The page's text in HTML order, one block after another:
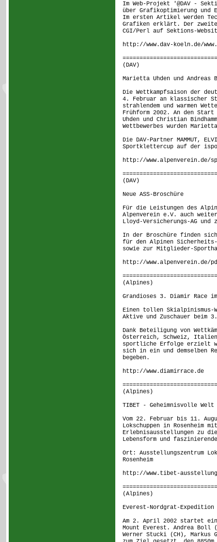
Im Web-Projekt '@DAV -
über Grafikoptimierung und
Im ersten Artikel werden
Grafiken erklärt. Der zweite
CGI/Perl auf Sektions-
http://www.dav-koeln.de/
(DAV) [
Marietta Uhden und Andreas
Die Wettkampfsaison der
4. Februar an klassischer
strahlendem und warmen
Frühform 2002. An den
Uhden und Christian
Wettbewerbes wurden
Die DAV-Partner MAMMUT,
Sportklettercup auf der
http://www.alpenverein.de/
(DAV) [
Neue ASS-Broschüre
Für die Leistungen des
Alpenverein e.V. auch
Lloyd-Versicherungs-AG
In der Broschüre finden sich
für den Alpinen
sowie zur Mitglieder-
http://www.alpenverein.de/
(Alpines)
Grandioses 3. Diamir Race im
Einen tollen Skialpinismus-
Aktive und Zuschauer beim
Dank Beteiligung von
Österreich, Schweiz, Italien
sportliche Erfolge erzielt
sich in ein und demselben
begeben.
http://www.diamirrace.de
(Alpines)
TIBET - Geheimnisvolle Welt
Vom 22. Februar bis 11.
Lokschuppen in Rosenheim
Erlebnisausstellungen zu
Lebensform und
Ort: Ausstellungszentrum
Rosenheim
http://www.tibet-
(Alpines)
Everest-Nordgrat-Expedition
Am 2. April 2002 startet
Mount Everest. Andrea Boll
Werner Stucki (CH),